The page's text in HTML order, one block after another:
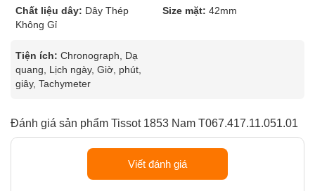
Chất liệu dây: Dây Thép
Không Gỉ
Size mặt: 42mm
Tiện ích: Chronograph, Dạ
quang, Lịch ngày, Giờ, phút,
giây, Tachymeter
Đánh giá sản phẩm Tissot 1853 Nam T067.417.11.051.01
Viết đánh giá